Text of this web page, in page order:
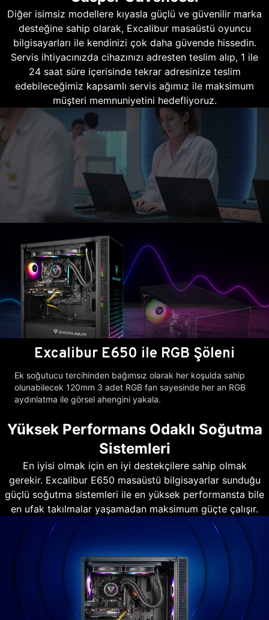
Diğer isimsiz modellere kıyasla güçlü ve güvenilir marka
desteğine sahip olarak, Excalibur masaüstü oyuncu
bilgisayarları ile kendinizi çok daha güvende hissedin.
Servis ihtiyacınızda cihazınızı adresten teslim alıp, 1 ile
24 saat süre içerisinde tekrar adresinize teslim
edebileceğimiz kapsamlı servis ağımız ile maksimum
müşteri memnuniyetini hedefliyoruz.
Excalibur E650 ile RGB Şöleni
Ek soğutucu tercihinden bağımsız olarak her koşulda sahip
olunabilecek 120mm 3 adet RGB fan sayesinde her an RGB
aydınlatma ile görsel ahengini yakala.
Yüksek Performans Odaklı Soğutma
Sistemleri
En iyisi olmak için en iyi destekçilere sahip olmak
gerekir. Excalibur E650 masaüstü bilgisayarlar sunduğu
güçlü soğutma sistemleri ile en yüksek performansta bile
en ufak takılmalar yaşamadan maksimum güçte çalışır.